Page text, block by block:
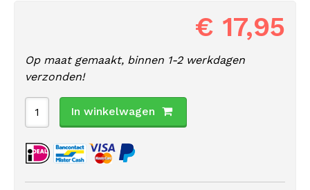
€ 17,95
Op maat gemaakt, binnen 1-2 werkdagen
verzonden!
In winkelwagen